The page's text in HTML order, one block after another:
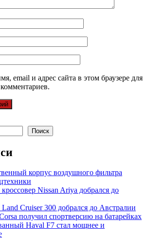
email и адрес сайта в этом браузере для
Поиск
корпус воздушного фильтра
Nissan Ariya добрался до
Cruiser 300 добрался до Австралии
получил спортверсию на батарейках
Haval F7 стал мощнее и